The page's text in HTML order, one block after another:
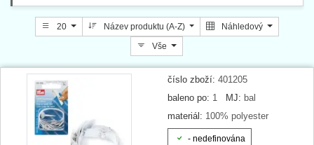
20 Název produktu (A-Z)
Náhledový
Vše
číslo zboží: 401205
baleno po: 1 MJ: bal
materiál: 100% polyester
- nedefinována